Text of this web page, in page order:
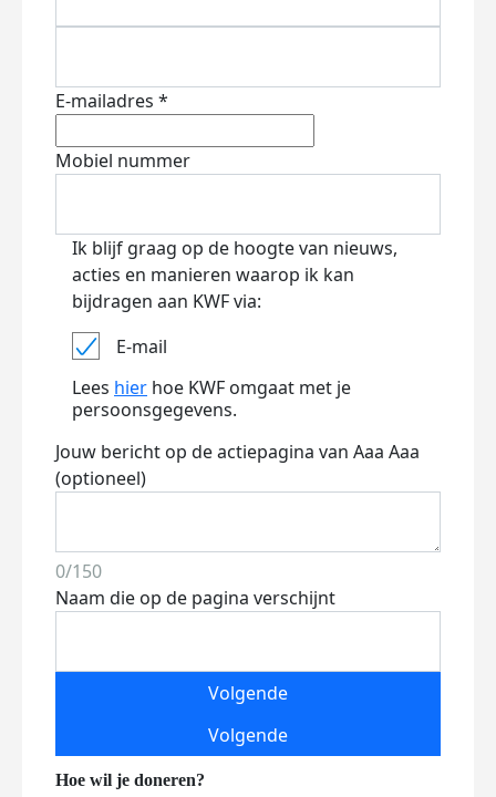
E-mailadres *
Mobiel nummer
Ik blijf graag op de hoogte van nieuws,
acties en manieren waarop ik kan
bijdragen aan KWF via:
E-mail
Lees hier hoe KWF omgaat met je
persoonsgegevens.
Jouw bericht op de actiepagina van Aaa Aaa
(optioneel)
0/150
Naam die op de pagina verschijnt
Volgende
Volgende